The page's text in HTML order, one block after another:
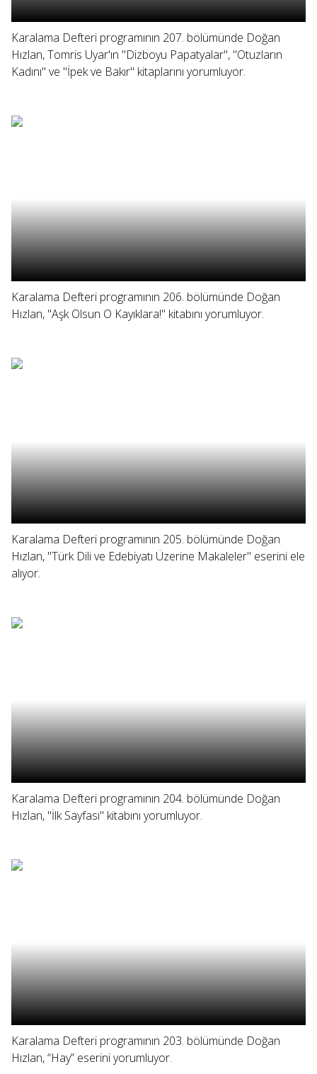
Karalama Defteri programının 207. bölümünde Doğan
Hızlan, Tomris Uyar'ın "Dizboyu Papatyalar", "Otuzların
Kadını" ve "İpek ve Bakır" kitaplarını yorumluyor.
Karalama Defteri programının 206. bölümünde Doğan
Hızlan, "Aşk Olsun O Kayıklara!" kitabını yorumluyor.
Karalama Defteri programının 205. bölümünde Doğan
Hızlan, "Türk Dili ve Edebiyatı Üzerine Makaleler" eserini ele
alıyor.
Karalama Defteri programının 204. bölümünde Doğan
Hızlan, "İlk Sayfası" kitabını yorumluyor.
Karalama Defteri programının 203. bölümünde Doğan
Hızlan, “Hay” eserini yorumluyor.